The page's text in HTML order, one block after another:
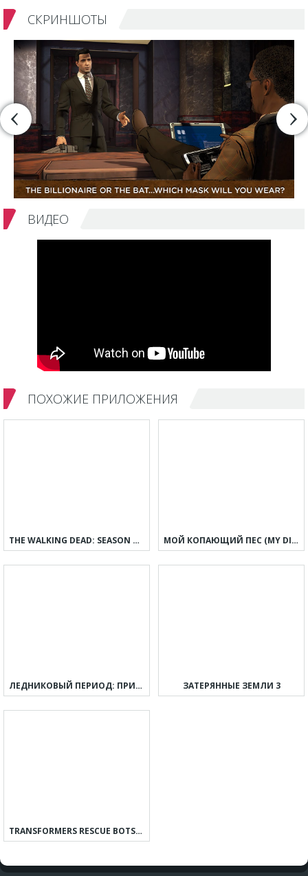
СКРИНШОТЫ
ВИДЕО
ПОХОЖИЕ ПРИЛОЖЕНИЯ
THE WALKING DEAD: SEASON ONE МОЙ КОПАЮЩИЙ ПЕС (MY DIGGY DOG)
ЛЕДНИКОВЫЙ ПЕРИОД: ПРИКЛЮЧЕНИЯ ЗАТЕРЯННЫЕ ЗЕМЛИ 3
TRANSFORMERS RESCUE BOTS: ПРИКЛЮЧЕНИЯ ГЕРОЕВ